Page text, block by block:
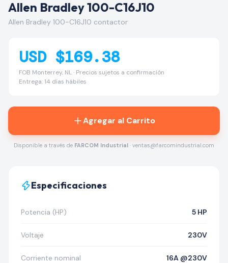
Allen Bradley 100-C16J10
Allen Bradley 100-C16J10 contactor
USD $169.38
FOB Monterrey, NL · Precios sujetos a confirmación
Entrega: 14 días hábiles
Agregar al Carrito
Disponible a través de FARCOM Industrial · ventas@farcomindustrial.com
Especificaciones
Potencia (HP) 5 HP
Voltaje 230V
Corriente nominal 16A @230V